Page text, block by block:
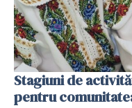
Stagiuni de
pentru